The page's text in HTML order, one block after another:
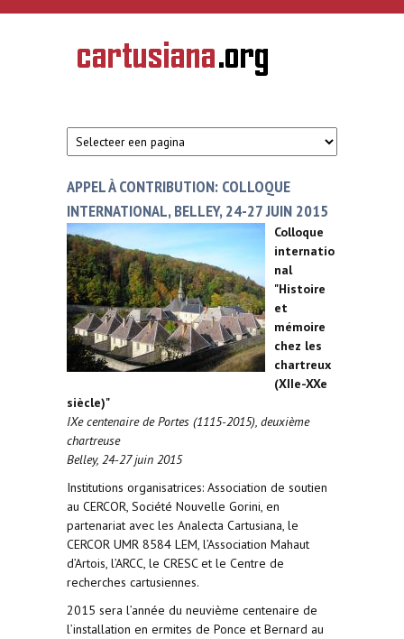
Overslaan en naar de inhoud gaan
CARTUSIANA
Geschiedenis
van de
APPEL À CONTRIBUTION: COLLOQUE
INTERNATIONAL, BELLEY, 24-27 JUIN 2015
Colloque
internatio
nal
"Histoire
et
mémoire
chez les
chartreux
(XIIe-XXe
siècle)"
IXe centenaire de Portes (1115-2015), deuxième
chartreuse
Belley, 24-27 juin 2015
Institutions organisatrices: Association de soutien
au CERCOR, Société Nouvelle Gorini, en
partenariat avec les Analecta Cartusiana, le
CERCOR UMR 8584 LEM, l’Association Mahaut
d’Artois, l’ARCC, le CRESC et le Centre de
recherches cartusiennes.
2015 sera l’année du neuvième centenaire de
l’installation en ermites de Ponce et Bernard au